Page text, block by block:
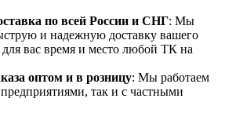
по всей России и СНГ: Мы
и надежную доставку вашего
для вас время и место любой ТК на
оптом и в розницу: Мы работаем
так и с частными